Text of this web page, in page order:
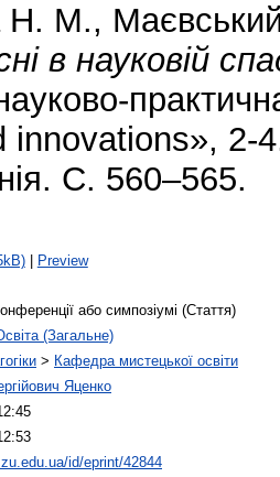
Н. М.,
в науковій
innovations», 2-
С. 560–565.
| Preview
або симпозіумі (Стаття)
(Загальне)
> Кафедра мистецької освіти
Яценко
id/eprint/42844